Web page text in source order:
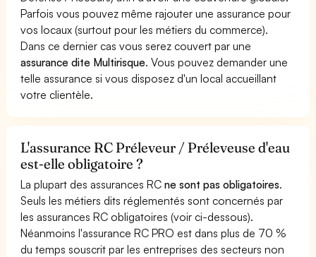
Parfois vous pouvez même rajouter une assurance pour
vos locaux (surtout pour les métiers du commerce).
Dans ce dernier cas vous serez couvert par une
assurance dite Multirisque. Vous pouvez demander une
telle assurance si vous disposez d'un local accueillant
votre clientèle.
L'assurance RC Préleveur / Préleveuse d'eau
est-elle obligatoire ?
La plupart des assurances RCne sont pas obligatoires.
Seuls les métiers dits réglementés sont concernés par
les assurances RC obligatoires (voir ci-dessous).
Néanmoins l'assurance RC PRO est dans plus de 70 %
du temps souscrit par les entreprises des secteurs non